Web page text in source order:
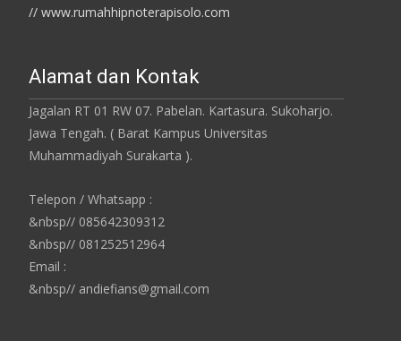
// www.rumahhipnoterapisolo.com
Alamat dan Kontak
Jagalan RT 01 RW 07. Pabelan. Kartasura. Sukoharjo.
Jawa Tengah. ( Barat Kampus Universitas
Muhammadiyah Surakarta ).
Telepon / Whatsapp :
&nbsp// 085642309312
&nbsp// 081252512964
Email :
&nbsp// andiefians@gmail.com